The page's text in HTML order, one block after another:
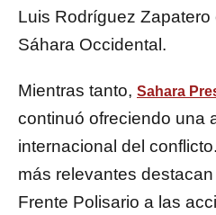
Luis Rodríguez Zapatero
Sáhara Occidental.
Mientras tanto, Sahara
continuó ofreciendo una
internacional del
más relevantes
Frente Polisario a las